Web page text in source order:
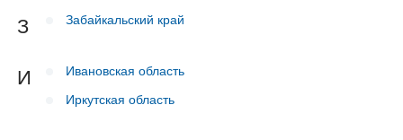
З Забайкальский край
И
Ивановская область
Иркутская область